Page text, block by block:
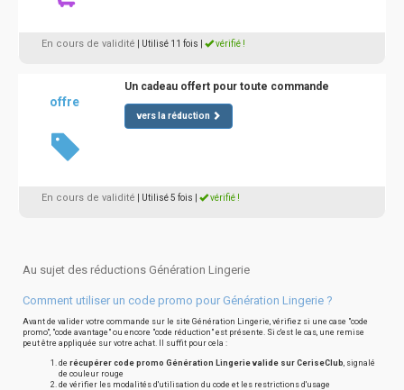
En cours de validité | Utilisé 11 fois vérifié !
offre
Un cadeau offert pour toute commande
vers la réduction
En cours de validité | Utilisé 5 fois vérifié !
Au sujet des réductions Génération Lingerie
Comment utiliser un code promo pour Génération Lingerie ?
Avant de valider votre commande sur le site Génération Lingerie, vérifiez si une case "code
promo", "code avantage" ou encore "code réduction" est présente. Si c'est le cas, une remise
peut être appliquée sur votre achat. Il suffit pour cela :
de récupérer code promo Génération Lingerie valide sur CeriseClub, signalé
de couleur rouge
de vérifier les modalités d'utilisation du code et les restrictions d'usage